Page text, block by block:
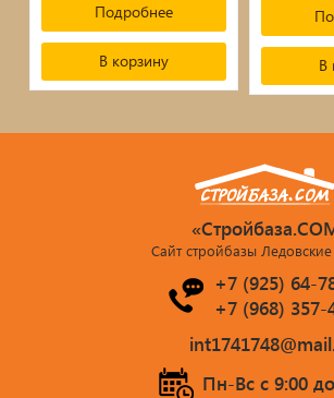
Купели и бассейны из
Облицовочная плитка
Мангалы
Подробнее
В корзину В
Сайт стройбазы
+7 (925) 64-
+7 (968) 357-
Пн-Вс c 9:00